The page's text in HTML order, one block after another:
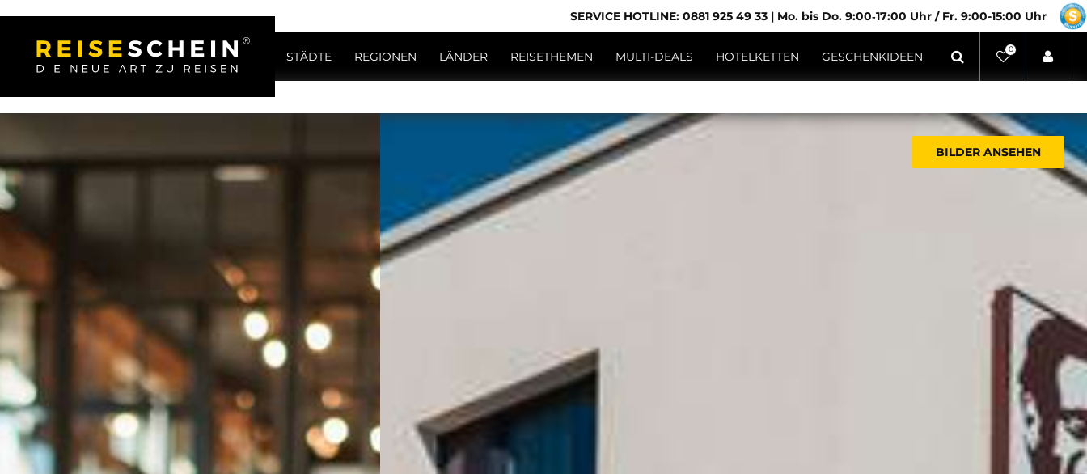
SERVICE HOTLINE: 0881 925 49 33 | Mo. bis Do. 9:00‑17:00 Uhr / Fr. 9:00-15:00 Uhr
STÄDTE REGIONEN LÄNDER REISETHEMEN MULTI-DEALS HOTELKETTEN GESCHENKIDEEN 0
BILDER ANSEHEN